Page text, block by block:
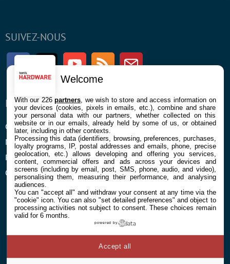
SUIVEZ-NOUS
FacebookTwitter Youtube RSS Newsletter
ENTREPRISE
Confidentialité et Cookies
Mentions légales et CGU
Préférences Cookies
Qui sommes nous
À PROPOS
Contact
Welcome
With our 226partners , we wish to store and access information on
your devices (cookies, pixels in emails, etc.), combine and share
your personal data with our partners, whether collected on this
website or in our emails, already held by some of us, or obtained
later, including in other contexts.
Processing this data (identifiers, browsing, preferences, purchases,
loyalty programs, IP, postal addresses and emails, phone, precise
geolocation, etc.) allows developing and offering you services,
content, commercial offers and ads across your devices and
screens (including by email, post, SMS, phone, audio, and video),
personalising them, measuring their performance, and analysing
audiences.
You can "accept all" and withdraw your consent at any time via the
"cookie" icon. You can also "set detailed preferences" and object to
processing activities not subject to consent. These choices remain
valid for 6 months.
powered by
Accept all